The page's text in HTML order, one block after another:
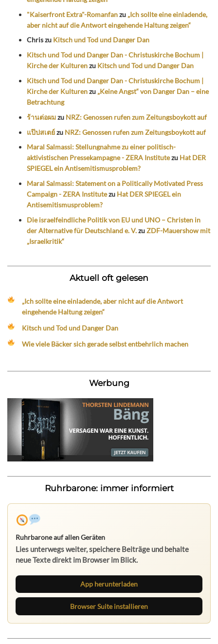
"Kaiserfront Extra"-Romanfanzu „Ich sollte eine einladende,
aber nicht auf die Antwort eingehende Haltung zeigen“
Chriszu Kitsch und Tod und Danger Dan
Kitsch und Tod und Danger Dan - Christuskirche Bochum |
Kirche der Kulturenzu Kitsch und Tod und Danger Dan
Kitsch und Tod und Danger Dan - Christuskirche Bochum |
Kirche der Kulturenzu „Keine Angst“ von Danger Dan – eine
Betrachtung
ร้านต่อผมzu NRZ: Genossen rufen zum Zeitungsboykott auf
แป๊ปสเตย์zu NRZ: Genossen rufen zum Zeitungsboykott auf
Maral Salmassi: Stellungnahme zu einer politisch-
aktivistischen Pressekampagne - ZERA Institutezu Hat DER
SPIEGEL ein Antisemitismusproblem?
Maral Salmassi: Statement on a Politically Motivated Press
Campaign - ZERA Institutezu Hat DER SPIEGEL ein
Antisemitismusproblem?
Die israelfeindliche Politik von EU und UNO – Christen in
der Alternative für Deutschland e. V.zuZDF-Mauershow mit
„Israelkritik“
Aktuell oft gelesen
„Ich sollte eine einladende, aber nicht auf die Antwort
eingehende Haltung zeigen“
Kitsch und Tod und Danger Dan
Wie viele Bäcker sich gerade selbst entbehrlich machen
Werbung
Ruhrbarone: immer informiert
Ruhrbarone auf allen Geräten
Lies unterwegs weiter, speichere Beiträge und behalte
neue Texte direkt im Browser im Blick.
App herunterladen
Browser Suite installieren